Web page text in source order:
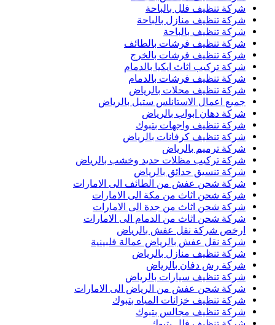
شركة تنظيف فلل بالباحة
شركة تنظيف منازل بالباحة
شركة تنظيف بالباحة
شركة تنظيف فرشات بالطائف
شركة تنظيف فرشات بالخرج
شركة تركيب اثاث ايكيا بالدمام
شركة تنظيف فرشات بالدمام
شركة تنظيف محلات بالرياض
جميع اعمال الاستانلس ستيل بالرياض
شركة دهان ابواب بالرياض
شركة تنظيف واجهات بتبوك
شركة تنظيف كرفانات بالرياض
شركة ترميم بالرياض
شركة تركيب مظلات حديد وخشب بالرياض
شركة تنسيق حدائق بالرياض
شركة شحن عفش من الطائف الى الامارات
شركة شحن اثاث من مكة الى الامارات
شركة شحن اثاث من جدة الى الامارات
شركة شحن اثاث من الدمام الى الامارات
ارخص شركة نقل عفش بالرياض
شركة نقل عفش بالرياض عمالة فلبينية
شركة تنظيف منازل بالرياض
شركة رش دفان بالرياض
شركة تنظيف سيارات بالرياض
شركة شحن عفش من الرياض الى الامارات
شركة تنظيف خزانات المياه بتبوك
شركة تنظيف مجالس بتبوك